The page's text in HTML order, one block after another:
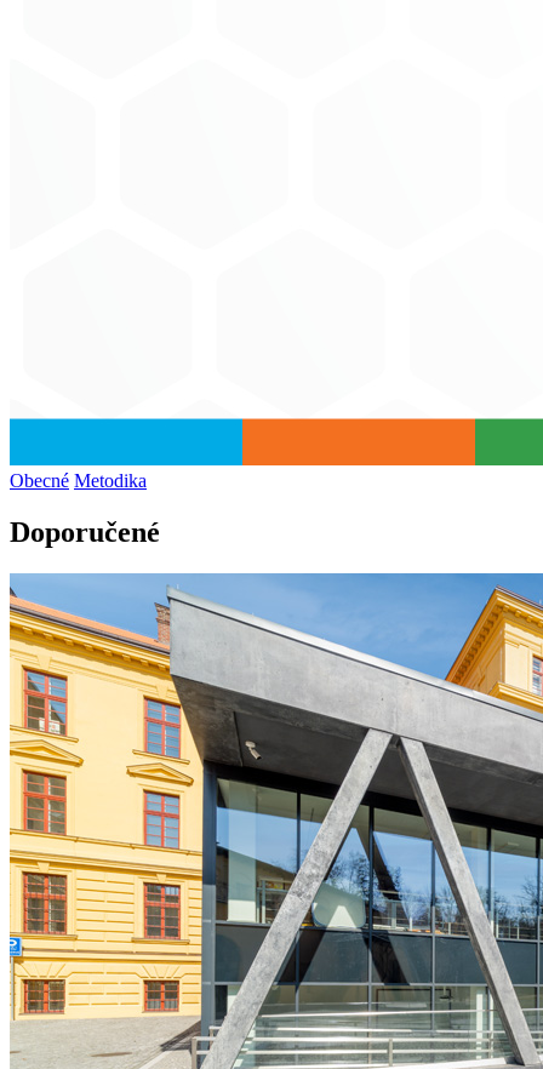
Obecné Metodika
Doporučené